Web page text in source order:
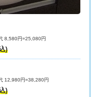
55,000円
22,000円
33,000円
8,580円=25,080円
)
12,980円=38,280円
)